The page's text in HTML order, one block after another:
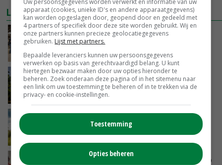
LAATSTE NIEUWS
Na jarenlang meten willen Zuid-Hollandse
boeren nu erkenning
VANDAAG, 07:00
Kamervragen over onttrekkingsverbod,
minister spreekt van ‘ondernemersrisico’
GISTEREN, 16:27
‘Rendement van Krullvarkens komt van de
overkant’
Oorlogen en El Niño stuwen voedselprijzen op
apparaat (cookies, unieke ID's en andere apparaatgegevens)
kan worden opgeslagen door, geopend door en gedeeld met
4 partners of specifiek door deze site worden gebruikt. Wij en
onze partners kunnen precieze geolocatiegegevens
gebruiken. Lijst met partners.
Bepaalde leveranciers kunnen uw persoonsgegevens
verwerken op basis van gerechtvaardigd belang. U kunt
hiertegen bezwaar maken door uw opties hieronder te
beheren. Zoek onderaan deze pagina of in het sitemenu naar
een link om uw toestemming te beheren of in te trekken via de
privacy- en cookie-instellingen.
Toestemming
Opties beheren